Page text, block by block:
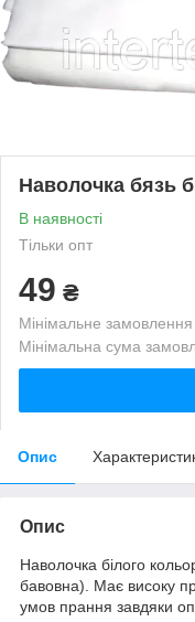
Наволочка бязь
В наявності
Тільки опт
49 ₴
Мінімальне
Мінімальна сума
Опис
Опис
Наволочка білого
бавовна). Має високу
умов прання завдяки